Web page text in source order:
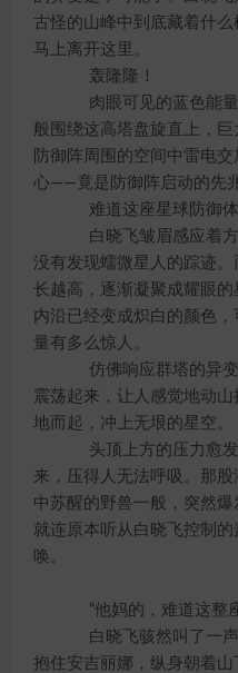
古怪的山峰中到底藏着什
马上离开这里。
轰隆隆！
肉眼可见的蓝色能量
般围绕这高塔盘旋直上，
防御阵周围的空间中雷电
心——竟是防御阵启动的先
难道这座星球防御体
白晓飞皱眉感应着方
没有发现蠕微星人的踪迹
长越高，逐渐凝聚成耀眼
内沿已经变成炽白的颜色
量有多么惊人。
仿佛响应群塔的异变
震荡起来，让人感觉地动
地而起，冲上无垠的星空。
头顶上方的压力愈发
来，压得人无法呼吸。那
中苏醒的野兽一般，突然爆
就连原本听从白晓飞控制
唤。
“他妈的，难道这整
白晓飞骇然叫了一声
抱住安吉丽娜，纵身朝着